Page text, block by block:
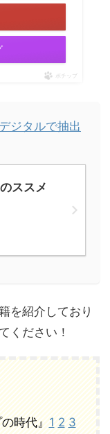
ポチップ
ジタルで抽出
ススメ
を紹介しており
ください！
時代』1 2 3